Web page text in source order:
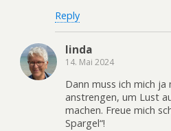
Reply
linda
14. Mai 2024
Dann muss ich mich ja
anstrengen, um Lust
machen. Freue mich
Spargel“!